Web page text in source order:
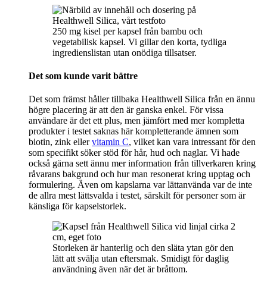
250 mg kisel per kapsel från bambu och
vegetabilisk kapsel. Vi gillar den korta, tydliga
ingredienslistan utan onödiga tillsatser.
Det som kunde varit bättre
Det som främst håller tillbaka Healthwell Silica från en ännu
högre placering är att den är ganska enkel. För vissa
användare är det ett plus, men jämfört med mer kompletta
produkter i testet saknas här kompletterande ämnen som
biotin, zink ellervitamin C, vilket kan vara intressant för den
som specifikt söker stöd för hår, hud och naglar. Vi hade
också gärna sett ännu mer information från tillverkaren kring
råvarans bakgrund och hur man resonerat kring upptag och
formulering. Även om kapslarna var lättanvända var de inte
de allra mest lättsvalda i testet, särskilt för personer som är
känsliga för kapselstorlek.
Storleken är hanterlig och den släta ytan gör den
lätt att svälja utan eftersmak. Smidigt för daglig
användning även när det är bråttom.